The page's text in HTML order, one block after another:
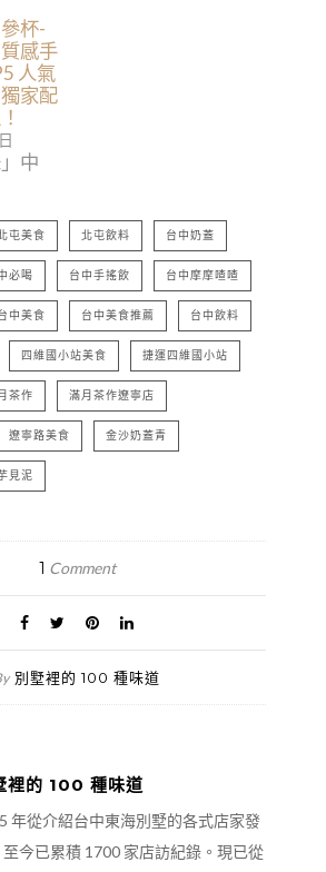
杯-
感手
人氣
家配
中
屯美食 北屯飲料 台中奶蓋
必喝 台中手搖飲 台中摩摩喳喳
中美食 台中美食推薦 台中飲料
四維國小站美食 捷運四維國小站
茶作 滿月茶作遼寧店
遼寧路美食 金沙奶蓋青
見泥
1 Comment
別墅裡的 100 種味道
裡的 100 種味道
年從介紹台中東海別墅的各式店家發
至今已累積 1700 家店訪紀錄。現已從